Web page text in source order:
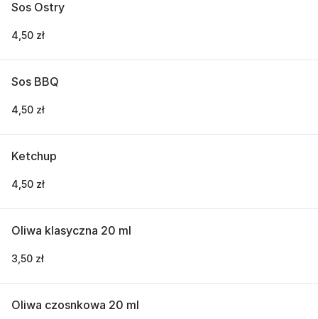
Sos Ostry
4,50 zł
Sos BBQ
4,50 zł
Ketchup
4,50 zł
Oliwa klasyczna 20 ml
3,50 zł
Oliwa czosnkowa 20 ml